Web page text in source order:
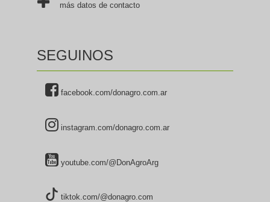
más datos de contacto
SEGUINOS
facebook.com/donagro.com.ar
instagram.com/donagro.com.ar
youtube.com/@DonAgroArg
tiktok.com/@donagro.com